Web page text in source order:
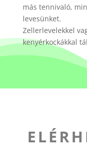
más tennivaló,
levesünket.
Zellerlevelekkel
kenyérkockákkal